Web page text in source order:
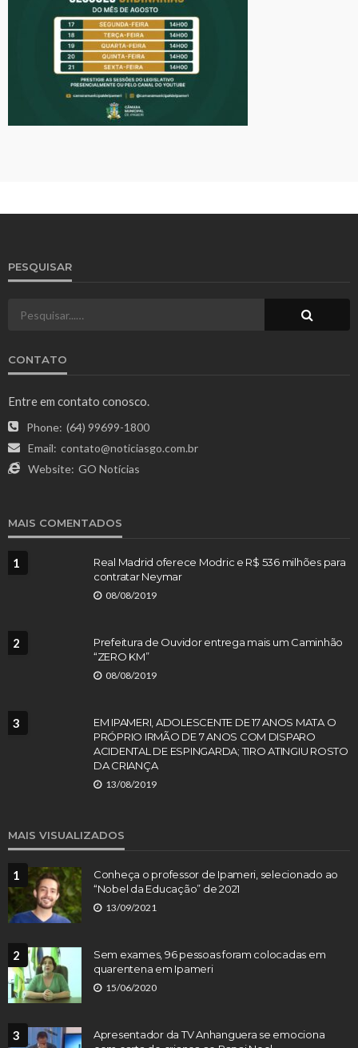
PESQUISAR
CONTATO
Entre em contato conosco.
Phone: (64) 99699-1800
Email: contato@noticiasgo.com.br
Website: GO Notícias
MAIS COMENTADOS
1
Real Madrid oferece Modric e R$ 536 milhões para
contratar Neymar
08/08/2019
2
Prefeitura de Ouvidor entrega mais um Caminhão
“ZERO KM”
08/08/2019
3
EM IPAMERI, ADOLESCENTE DE 17 ANOS MATA O
PRÓPRIO IRMÃO DE 7 ANOS COM DISPARO
ACIDENTAL DE ESPINGARDA; TIRO ATINGIU ROSTO
DA CRIANÇA
13/08/2019
MAIS VISUALIZADOS
1
Conheça o professor de Ipameri, selecionado ao
“Nobel da Educação” de 2021
13/09/2021
2
Sem exames, 96 pessoas foram colocadas em
quarentena em Ipameri
15/06/2020
3
Apresentador da TV Anhanguera se emociona